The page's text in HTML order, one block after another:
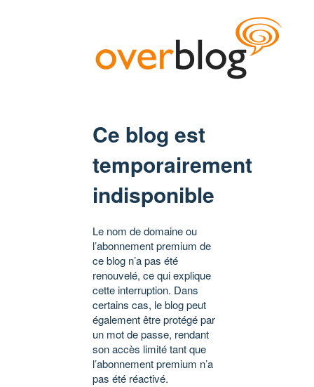
Ce blog est
temporairement
indisponible
Le nom de domaine ou
l’abonnement premium de
ce blog n’a pas été
renouvelé, ce qui explique
cette interruption. Dans
certains cas, le blog peut
également être protégé par
un mot de passe, rendant
son accès limité tant que
l’abonnement premium n’a
pas été réactivé.